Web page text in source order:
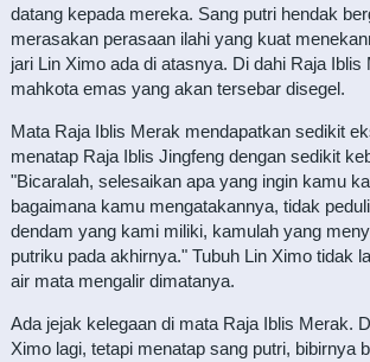
datang kepada mereka. Sang putri hendak
merasakan perasaan ilahi yang kuat
jari Lin Ximo ada di atasnya. Di dahi Raja Iblis
mahkota emas yang akan tersebar disegel.
Mata Raja Iblis Merak mendapatkan sedikit
menatap Raja Iblis Jingfeng dengan sedikit
"Bicaralah, selesaikan apa yang ingin kamu
bagaimana kamu mengatakannya, tidak
dendam yang kami miliki, kamulah yang
putriku pada akhirnya." Tubuh Lin Ximo tidak
air mata mengalir dimatanya.
Ada jejak kelegaan di mata Raja Iblis Merak.
Ximo lagi, tetapi menatap sang putri, bibirnya